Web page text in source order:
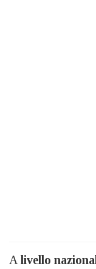
A livello